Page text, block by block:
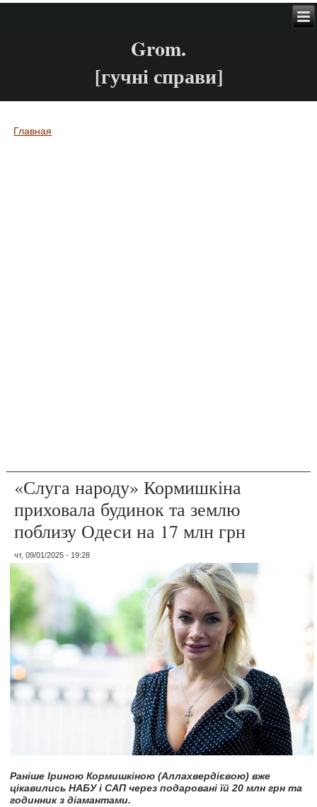
Grom.
[гучні справи]
Вы здесь
Главная
«Слуга народу» Кормишкіна
приховала будинок та землю
поблизу Одеси на 17 млн грн
чт, 09/01/2025 - 19:28
Раніше Іриною Кормишкіною (Аллахвердієвою) вже
цікавились НАБУ і САП через подаровані їй 20 млн грн та
годинник з діамантами.